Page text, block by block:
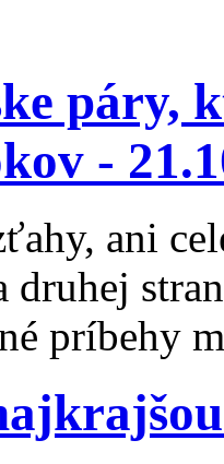
páry,
-
ani
druhej
príbehy